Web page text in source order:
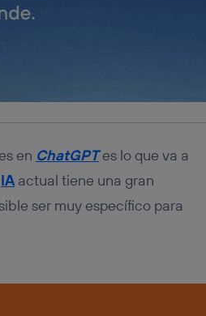
en ChatGPTes lo que va a
IAactual tiene una gran
ser muy específico para